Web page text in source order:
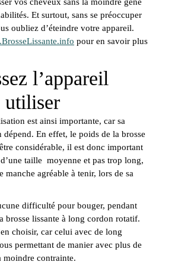
Et surtout, sans se préoccuper
oubliez d’éteindre votre appareil.
pour en savoir plus
l’appareil
utiliser
est ainsi importante, car sa
dépend. En effet, le poids de la brosse
considérable, il est donc important
taille moyenne et pas trop long,
manche agréable à tenir, lors de sa
difficulté pour bouger, pendant
brosse lissante à long cordon rotatif.
choisir, car celui avec de long
permettant de manier avec plus de
moindre contrainte.